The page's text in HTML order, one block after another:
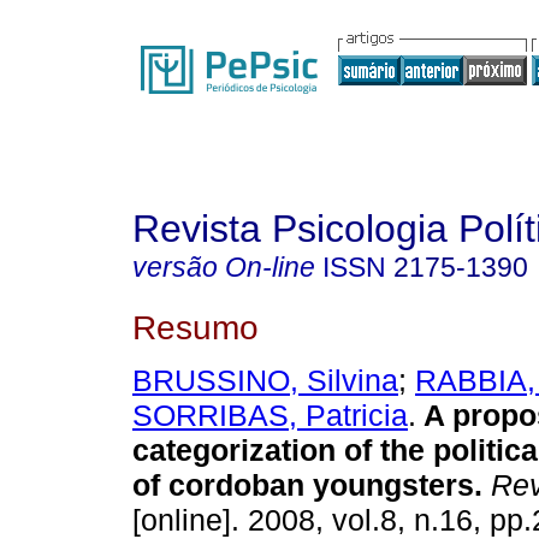
Revista Psicologia
versão On-line ISSN 2175-1390
Resumo
BRUSSINO, Silvina;
SORRIBAS, Patricia. A
categorization of the
of cordoban youngsters.
[online]. 2008, vol.8, n.16,